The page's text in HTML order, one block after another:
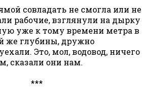
совладать не смогла или не
рабочие, взглянули на дырку
уже к тому времени метра в
же глубины, дружно
Это, мол, водовод, ничего
сказали они нам.
***